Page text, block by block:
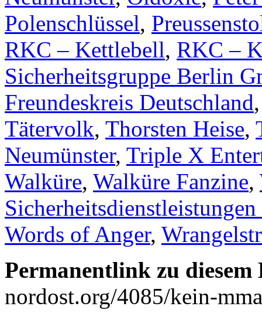
Polenschlüssel,
RKC – Kettlebell, RKC –
Sicherheitsgruppe Berlin
Freundeskreis Deutschland
Tätervolk, Thorsten Heise,
Neumünster, Triple X
Walküre, Walküre Fanzine,
Words of Anger,
Permanentlink zu
nordost.org/4085/kein-